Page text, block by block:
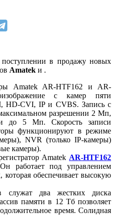
в продажу новых
Amatek и .
Amatek AR-HTF162 и AR-
с камер пяти
HD-CVI, IP и CVBS. Запись с
разрешении 2 Мп,
до 5 Мп. Скорость записи
функционируют в режиме
NVR (только IP-камеры)
камеры).
Amatek AR-HTF162
работает под управлением
обеспечивает высокую
служат два жестких диска
памяти в 12 Тб позволяет
время. Солидная